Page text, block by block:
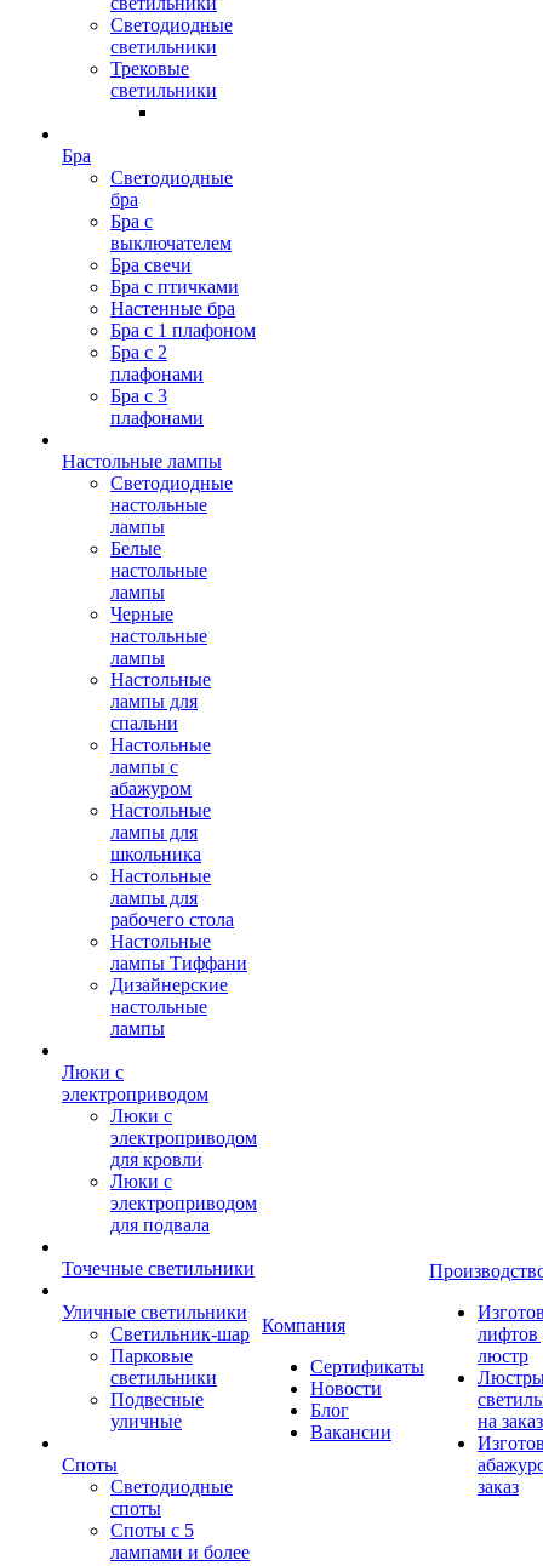
Светодиодные
светильники
Трековые
светильники
Бра
Светодиодные
бра
Бра с
выключателем
Бра свечи
Бра с птичками
Настенные бра
Бра с 1 плафоном
Бра с 2
плафонами
Бра с 3
плафонами
Настольные лампы
Светодиодные
настольные
лампы
Белые
настольные
лампы
Черные
настольные
лампы
Настольные
лампы для
спальни
Настольные
лампы с
абажуром
Настольные
лампы для
школьника
Настольные
лампы для
рабочего стола
Настольные
лампы Тиффани
Дизайнерские
настольные
лампы
Люки с
электроприводом
Люки с
электроприводом
для кровли
Люки с
электроприводом
для подвала
Точечные светильники
Уличные светильники
Светильник-шар
Парковые
светильники
Подвесные
уличные
Споты
Светодиодные
споты
Споты с 5
лампами и более
Компания
Сертификаты
Новости
Блог
Вакансии
лифтов
люстр
на заказ
заказ